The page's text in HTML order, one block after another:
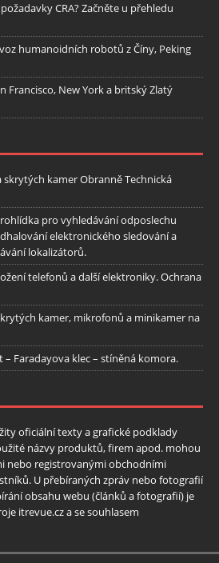
CRA? Začněte u přehledu
humanoidních robotů z Číny, Peking
Francisco, New York a britský Zlatý
kamer Obranně Technická
pro vyhledávání odposlechu
elektronického sledování a
lokalizátorů.
telefonů a další elektroniky. Ochrana
kamer, mikrofonů a minikamer na
– Faradayova klec – stíněná komora.
oficiální texty a grafické podklady
názvy produktů, firem apod. mohou
nebo registrovanými obchodními
U přebíraných zpráv nebo fotografií
obsahu webu (článků a fotografií) je
itrevue.cz a se souhlasem